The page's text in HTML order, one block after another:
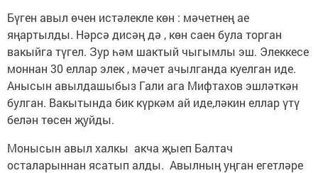
Бүген авыл өчен истәлекле көн : мәчетнең ае
яңартылды. Нәрсә дисәң дә , көн саен була торган
вакыйга түгел. Зур һәм шактый чыгымлы эш. Элеккесе
моннан 30 еллар элек , мәчет ачылганда куелган иде.
Анысын авылдашыбыз Гали ага Мифтахов эшләткән
булган. Вакытында бик күркәм ай иде,ләкин еллар үтү
белән төсен җуйды.
Монысын авыл халкы акча җыеп Балтач
осталарыннан ясатып алды. Авылның уңган егетләре